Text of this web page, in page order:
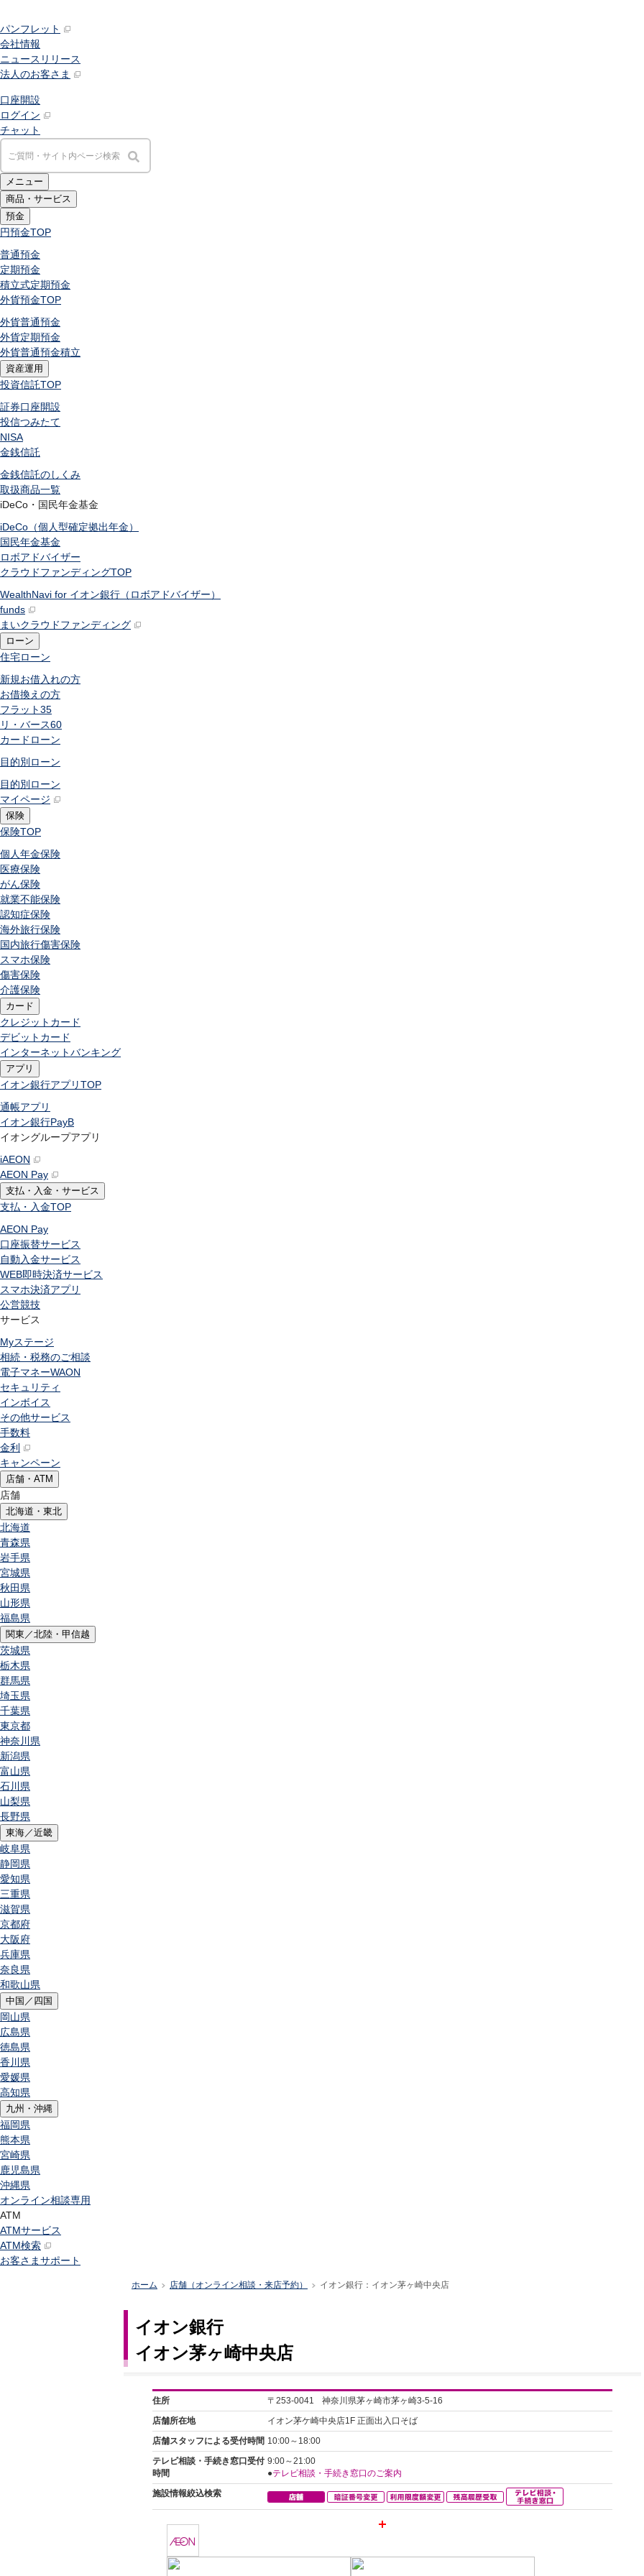
パンフレット
会社情報
ニュースリリース
法人のお客さま
口座開設
ログイン
チャット
メニュー
商品・サービス
預金
円預金TOP
普通預金
定期預金
積立式定期預金
外貨預金TOP
外貨普通預金
外貨定期預金
外貨普通預金積立
資産運用
投資信託TOP
証券口座開設
投信つみたて
NISA
金銭信託
金銭信託のしくみ
取扱商品一覧
iDeCo・国民年金基金
iDeCo（個人型確定拠出年金）
国民年金基金
ロボアドバイザー
クラウドファンディングTOP
WealthNavi for イオン銀行（ロボアドバイザー）
funds
まいクラウドファンディング
ローン
住宅ローン
新規お借入れの方
お借換えの方
フラット35
リ・バース60
カードローン
目的別ローン
目的別ローン
マイページ
保険
保険TOP
個人年金保険
医療保険
がん保険
就業不能保険
認知症保険
海外旅行保険
国内旅行傷害保険
スマホ保険
傷害保険
介護保険
カード
クレジットカード
デビットカード
インターネットバンキング
アプリ
イオン銀行アプリTOP
通帳アプリ
イオン銀行PayB
イオングループアプリ
iAEON
AEON Pay
支払・入金・サービス
支払・入金TOP
AEON Pay
口座振替サービス
自動入金サービス
WEB即時決済サービス
スマホ決済アプリ
公営競技
サービス
Myステージ
相続・税務のご相談
電子マネーWAON
セキュリティ
インボイス
その他サービス
手数料
金利
キャンペーン
店舗・ATM
店舗
北海道・東北
北海道
青森県
岩手県
宮城県
秋田県
山形県
福島県
関東／北陸・甲信越
茨城県
栃木県
群馬県
埼玉県
千葉県
東京都
神奈川県
新潟県
富山県
石川県
山梨県
長野県
東海／近畿
岐阜県
静岡県
愛知県
三重県
滋賀県
京都府
大阪府
兵庫県
奈良県
和歌山県
中国／四国
岡山県
広島県
徳島県
香川県
愛媛県
高知県
九州・沖縄
福岡県
熊本県
宮崎県
鹿児島県
沖縄県
オンライン相談専用
ATM
ATMサービス
ATM検索
お客さまサポート
ホーム >店舗（オンライン相談・来店予約） イオン銀行：イオン茅ヶ崎中央店
イオン銀行
イオン茅ヶ崎中央店